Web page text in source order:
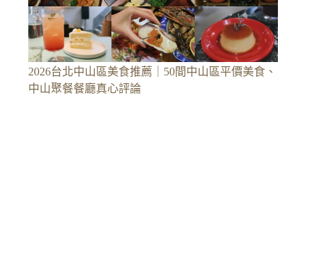
2026台北中山區美食推薦｜50間中山區平價美食、
中山聚餐餐廳真心評論